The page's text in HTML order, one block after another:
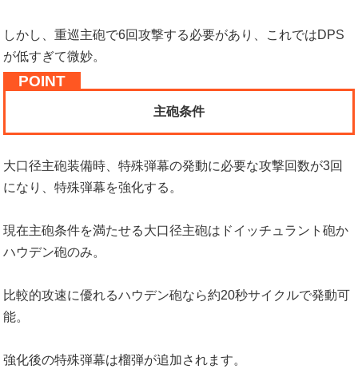
しかし、重巡主砲で6回攻撃する必要があり、これではDPS
が低すぎて微妙。
主砲条件
大口径主砲装備時、特殊弾幕の発動に必要な攻撃回数が3回
になり、特殊弾幕を強化する。
現在主砲条件を満たせる大口径主砲はドイッチュラント砲か
ハウデン砲のみ。
比較的攻速に優れるハウデン砲なら約20秒サイクルで発動可
能。
強化後の特殊弾幕は榴弾が追加されます。